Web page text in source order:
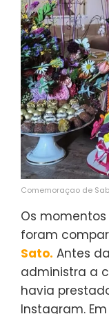
Comemoraçao de
Os
foram
Sato. Antes
administra a
havia
Instagram.